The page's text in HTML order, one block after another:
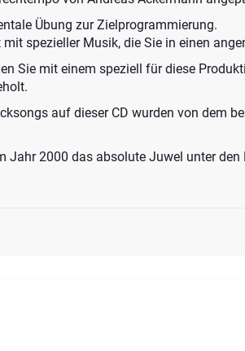
Übung zur Zielprogrammierung.
spezieller Musik, die Sie in einen
Sie mit einem speziell für diese
auf dieser CD wurden von dem
Jahr 2000 das absolute Juwel unter